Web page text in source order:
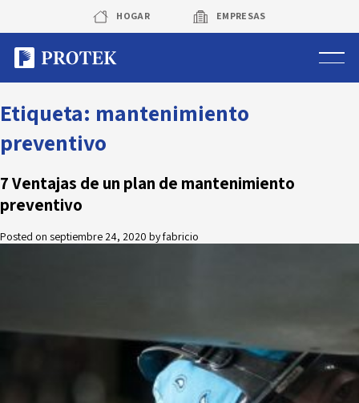
content
HOGAR EMPRESAS
Sistema de alarmas
Rastreo vehicular GPS
Protek Personas
Trabaja con nosotros
Novedades
Etiqueta: mantenimiento
preventivo
7 Ventajas de un plan de mantenimiento
preventivo
Posted on septiembre 24, 2020 byfabricio